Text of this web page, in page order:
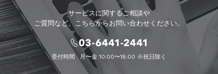
サービスに関するご相談や
ご質問など、こちらからお問い合わせください。
受付時間 月〜金 10:00〜18:00 ※祝日除く